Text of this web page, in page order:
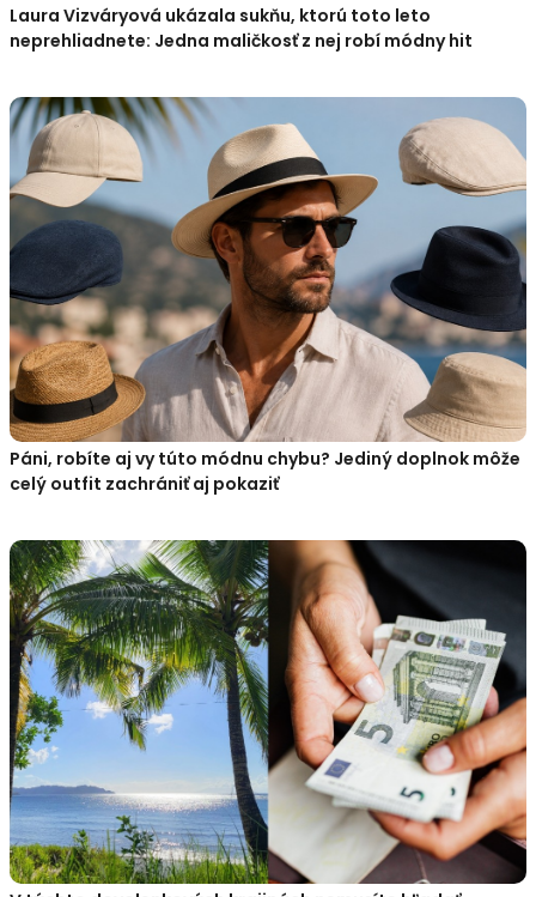
Laura Vizváryová ukázala sukňu, ktorú toto leto
neprehliadnete: Jedna maličkosť z nej robí módny hit
Páni, robíte aj vy túto módnu chybu? Jediný doplnok môže
celý outfit zachrániť aj pokaziť